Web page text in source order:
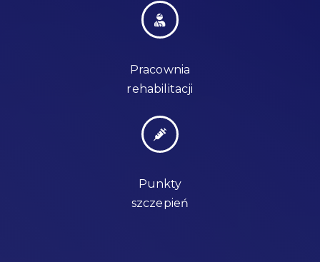
Pracownia
rehabilitacji
Punkty
szczepień